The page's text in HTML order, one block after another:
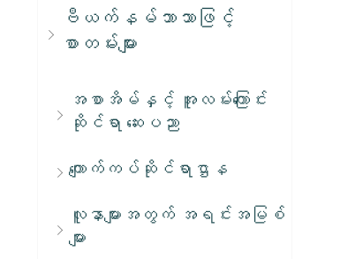
ဗီယက်နမ်ဘာသာဖြင့်
စာတမ်းများ
အစာအိမ်နှင့် အူလမ်းကြောင်း
ဆိုင်ရာ ဆေးပညာ
ကျောက်ကပ်ဆိုင်ရာဌာန
လူနာများအတွက် အရင်းအမြစ်
များ